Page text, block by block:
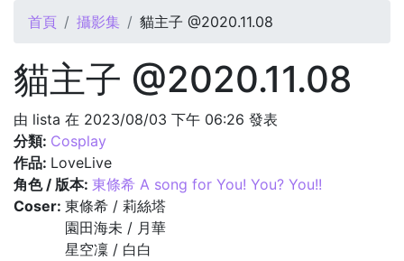
您在這裡
首頁 攝影集 貓主子 @2020.11.08
貓主子 @2020.11.08
由 lista 在 2023/08/03 下午 06:26 發表
分類: Cosplay
作品: LoveLive
角色 / 版本: 東條希 A song for You! You? You!!
Coser: 東條希 / 莉絲塔
園田海未 / 月華
星空凜 / 白白